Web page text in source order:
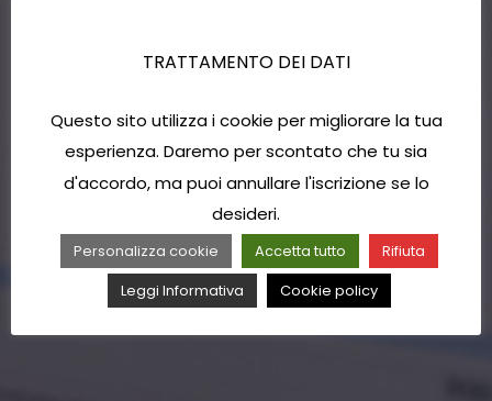
TRATTAMENTO DEI DATI
Questo sito utilizza i cookie per migliorare la tua
esperienza. Daremo per scontato che tu sia
d'accordo, ma puoi annullare l'iscrizione se lo
desideri.
Personalizza cookie Accetta tutto
Rifiuta
Leggi Informativa
Cookie policy